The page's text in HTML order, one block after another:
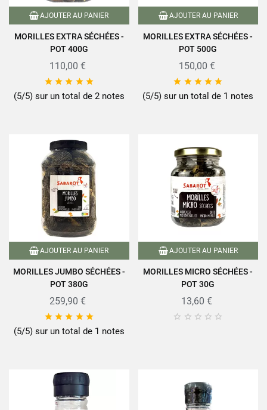
AJOUTER AU PANIER
MORILLES EXTRA SÉCHÉES -
POT 400G
110,00 €
    
(5/5) sur un total de 2 notes
AJOUTER AU PANIER
MORILLES EXTRA SÉCHÉES -
POT 500G
150,00 €
    
(5/5) sur un total de 1 notes
AJOUTER AU PANIER
MORILLES JUMBO SÉCHÉES -
POT 380G
259,90 €
    
(5/5) sur un total de 1 notes
AJOUTER AU PANIER
MORILLES MICRO SÉCHÉES -
POT 30G
13,60 €
    